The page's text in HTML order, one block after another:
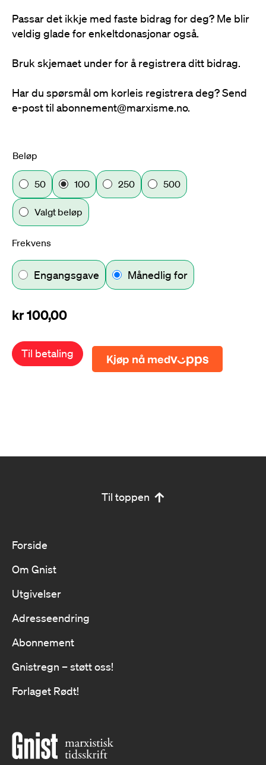
Passar det ikkje med faste bidrag for deg? Me blir
veldig glade for enkeltdonasjonar også.
Bruk skjemaet under for å registrera ditt bidrag.
Har du spørsmål om korleis registrera deg? Send
e-post til abonnement@marxisme.no.
Beløp
50 100 250 500
Valgt beløp
kr100,00
Frekvens
Engangsgave Månedlig for
Til betaling
Til toppen
Forside
Om Gnist
Utgivelser
Adresseendring
Abonnement
Gnistregn – støtt oss!
Forlaget Rødt!